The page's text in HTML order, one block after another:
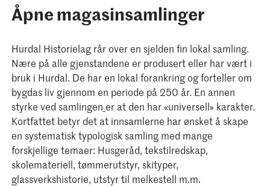
Åpne magasinsamlinger
Hurdal Historielag rår over en sjelden fin lokal samling.
Nære på alle gjenstandene er produsert eller har vært i
bruk i Hurdal. De har en lokal forankring og forteller om
bygdas liv gjennom en periode på 250 år. En annen
styrke ved samlingen er at den har «universell» karakter.
Kortfattet betyr det at innsamlerne har ønsket å skape
en systematisk typologisk samling med mange
forskjellige temaer: Husgeråd, tekstilredskap,
skolemateriell, tømmerutstyr, skityper,
glassverkshistorie, utstyr til melkestell m.m.